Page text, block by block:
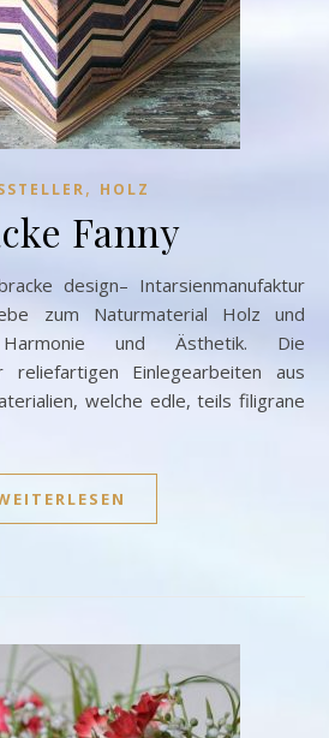
, HOLZ
Fanny
zum Naturmaterial Holz und
und Ästhetik. Die
reliefartigen Einlegearbeiten aus
welche edle, teils filigrane